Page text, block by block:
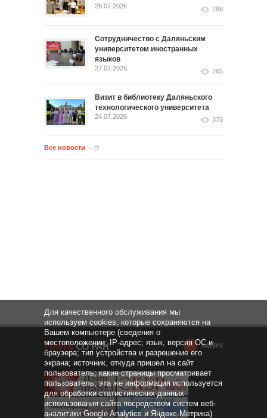
28.07.2026 288
Сотрудничество с Даляньским
университетом иностранных
языков
27.07.2026 265
Визит в библиотеку Даляньского
технологического университета
24.07.2026 370
Все новости
НАВЕРХ
Для качественного обслуживания мы
используем cookies, которые сохраняются на
Вашем компьютере (сведения о
местоположении; IP-адрес; язык, версия ОС и
браузера; тип устройства и разрешение его
экрана; источник, откуда пришел на сайт
пользователь; какие страницы просматривает
пользователь; эта же информация используется
для обработки статистических данных
использования сайта посредством систем веб-
аналитики Google Analytics и Яндекс.Метрика).